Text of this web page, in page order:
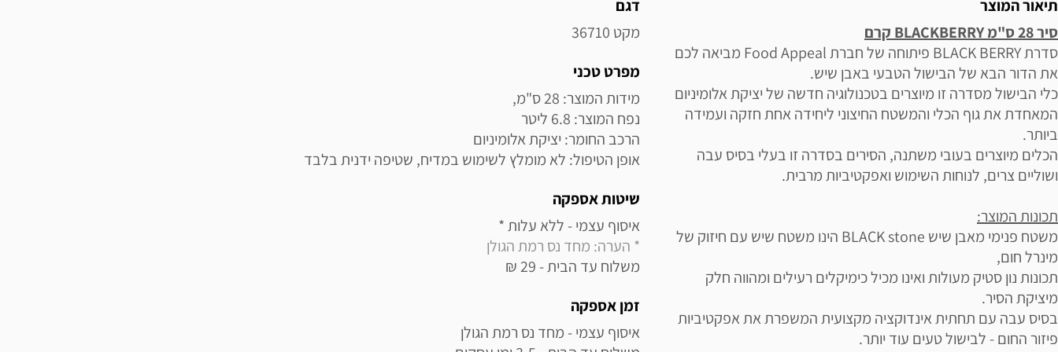
תיאור המוצר
סיר 28 ס"מ BLACKBERRY קרם
סדרת BLACK BERRY פיתוחה של חברת Food Appeal מביאה לכם
את הדור הבא של הבישול הטבעי באבן שיש.
כלי הבישול מסדרה זו מיוצרים בטכנולוגיה חדשה של יציקת אלומיניום
המאחדת את גוף הכלי והמשטח החיצוני ליחידה אחת חזקה ועמידה
ביותר.
הכלים מיוצרים בעובי משתנה, הסירים בסדרה זו בעלי בסיס עבה
ושוליים צרים, לנוחות השימוש ואפקטיביות מרבית.
תכונות המוצר:
משטח פנימי מאבן שיש BLACK stone הינו משטח שיש עם חיזוק של
מינרל חום,
תכונות נון סטיק מעולות ואינו מכיל כימיקלים רעילים ומהווה חלק
מיציקת הסיר.
בסיס עבה עם תחתית אינדוקציה מקצועית המשפרת את אפקטיביות
פיזור החום - לבישול טעים עוד יותר.
מידע נוסף
דגם
מקט 36710
מפרט טכני
אופן הטיפול: לא מומלץ לשימוש במדיח, שטיפה ידנית בלבד
שיטות אספקה
איסוף עצמי - ללא עלות *
* הערה: מחד נס רמת הגולן
משלוח עד הבית - 29 ₪
זמן אספקה